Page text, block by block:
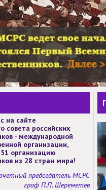
на сайте
совета российских
- международной
организации,
организацию
из 28 стран мира!
председатель МСРС
граф П.П. Шереметев